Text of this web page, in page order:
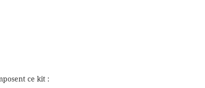
ce kit :